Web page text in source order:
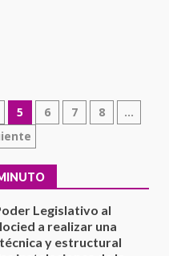
5 6 7 8
…
Legislativo al
a realizar una
y estructural
General
Sáenz Garza
justicia social para
Oaxaca